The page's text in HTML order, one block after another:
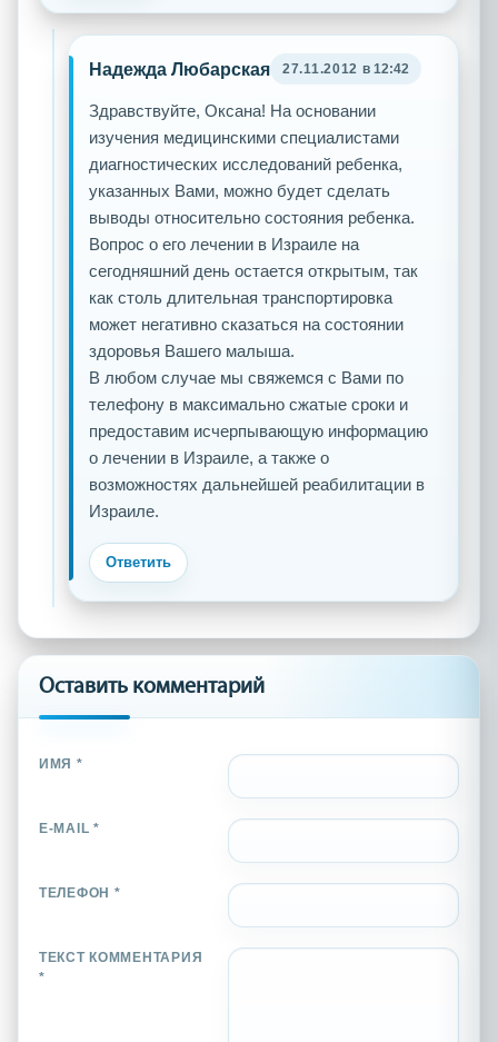
Надежда Любарская 27.11.2012 в 12:42
Здравствуйте, Оксана! На основании
изучения медицинскими специалистами
диагностических исследований ребенка,
указанных Вами, можно будет сделать
выводы относительно состояния ребенка.
Вопрос о его лечении в Израиле на
сегодняшний день остается открытым, так
как столь длительная транспортировка
может негативно сказаться на состоянии
здоровья Вашего малыша.
В любом случае мы свяжемся с Вами по
телефону в максимально сжатые сроки и
предоставим исчерпывающую информацию
о лечении в Израиле, а также о
возможностях дальнейшей реабилитации в
Израиле.
Ответить
Оставить комментарий
ИМЯ *
E-MAIL *
ТЕЛЕФОН *
ТЕКСТ КОММЕНТАРИЯ
*